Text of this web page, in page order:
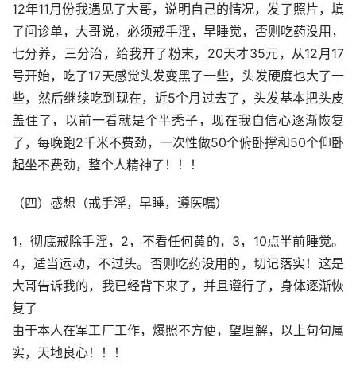
12年11月份我遇见了大哥，说明自己的情况，发了照片，填
了问诊单，大哥说，必须戒手淫，早睡觉，否则吃药没用，
七分养，三分治，给我开了粉末，20天才35元，从12月17
号开始，吃了17天感觉头发变黑了一些，头发硬度也大了一
些，然后继续吃到现在，近5个月过去了，头发基本把头皮
盖住了，以前一看就是个半秃子，现在我自信心逐渐恢复
了，每晚跑2千米不费劲，一次性做50个俯卧撑和50个仰卧
起坐不费劲，整个人精神了！！！
（四）感想（戒手淫，早睡，遵医嘱）
1，彻底戒除手淫，2，不看任何黄的，3，10点半前睡觉。
4，适当运动，不过头。否则吃药没用的，切记落实！这是
大哥告诉我的，我已经背下来了，并且遵行了，身体逐渐恢
复了
由于本人在军工厂工作，爆照不方便，望理解，以上句句属
实，天地良心！！！